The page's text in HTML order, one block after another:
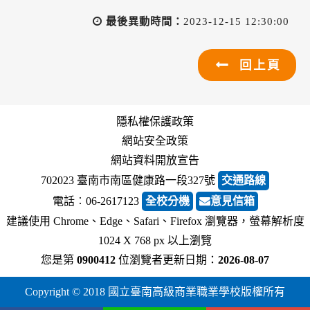
最後異動時間： 2023-12-15 12:30:00
回上頁
隱私權保護政策
網站安全政策
網站資料開放宣告
702023 臺南市南區健康路一段327號 交通路線
電話︰06-2617123 全校分機
意見信箱
建議使用 Chrome、Edge、Safari、Firefox 瀏覽器，螢幕解析度
1024 X 768 px 以上瀏覽
您是第 0900412 位瀏覽者更新日期： 2026-08-07
Copyright © 2018 國立臺南高級商業職業學校版權所有